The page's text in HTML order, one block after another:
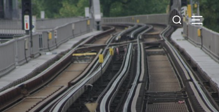
Inhalt
springen
Suchen
nach: